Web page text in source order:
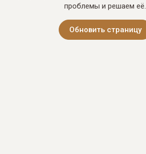
проблемы и решаем её.
Обновить страницу